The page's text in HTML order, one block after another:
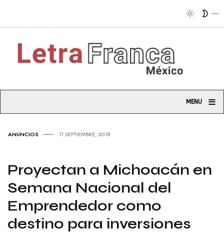
MENU ≡
ANUNCIOS 11 SEPTIEMBRE, 2018
Proyectan a Michoacán en
Semana Nacional del
Emprendedor como
destino para inversiones